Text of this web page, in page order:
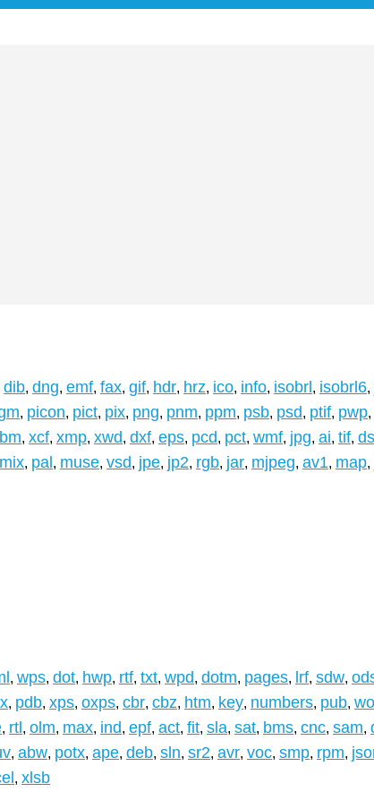
dib, dng, emf, fax, gif, hdr, hrz, ico, info, isobrl , isobrl6,
, picon, pict, pix, png, pnm, ppm, psb, psd, ptif, pwp,
, xcf, xmp, xwd, dxf, eps, pcd, pct, wmf, jpg, ai, tif,
mix, pal , muse, vsd, jpe, jp2, rgb, jar, mjpeg, av1, map,
, wps, dot, hwp, rtf, txt, wpd, dotm, pages, lrf, sdw,
, pdb, xps, oxps, cbr, cbz, htm, key, numbers, pub,
, rtl , olm, max, ind, epf, act, fit, sla, sat, bms, cnc, sam,
, abw, potx, ape, deb, sln, sr2, avr, voc, smp, rpm,
, xlsb